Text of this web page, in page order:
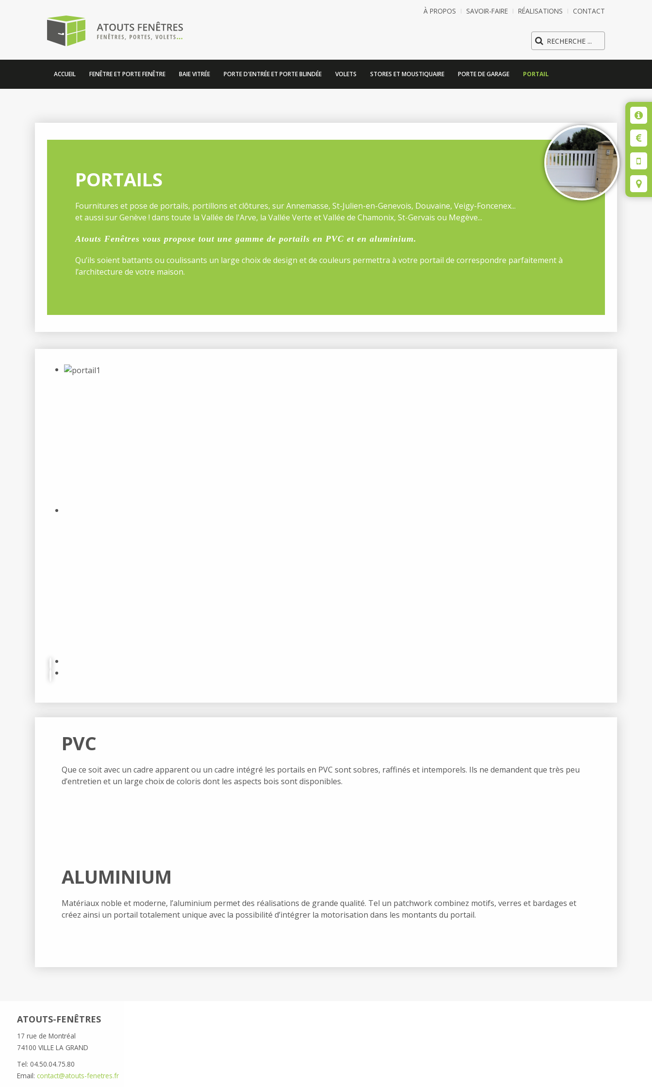
À PROPOS SAVOIR-FAIRE RÉALISATIONS CONTACT
ACCUEIL FENÊTRE ET PORTE FENÊTRE BAIE VITRÉE PORTE D'ENTRÉE ET PORTE BLINDÉE VOLETS STORES ET MOUSTIQUAIRE PORTE DE GARAGE PORTAIL
PORTAILS
Fournitures et pose de portails, portillons et clôtures, sur Annemasse, St-Julien-en-Genevois, Douvaine, Veigy-Foncenex...
et aussi sur Genève ! dans toute la Vallée de l'Arve, la Vallée Verte et Vallée de Chamonix, St-Gervais ou Megève...
Atouts Fenêtres vous propose tout une gamme de portails en PVC et en aluminium.
Qu’ils soient battants ou coulissants un large choix de design et de couleurs permettra à votre portail de correspondre parfaitement à
l’architecture de votre maison.
PVC
Que ce soit avec un cadre apparent ou un cadre intégré les portails en PVC sont sobres, raffinés et intemporels. Ils ne demandent que très peu
d’entretien et un large choix de coloris dont les aspects bois sont disponibles.
ALUMINIUM
Matériaux noble et moderne, l’aluminium permet des réalisations de grande qualité. Tel un patchwork combinez motifs, verres et bardages et
créez ainsi un portail totalement unique avec la possibilité d’intégrer la motorisation dans les montants du portail.
ATOUTS-FENÊTRES
17 rue de Montréal
74100 VILLE LA GRAND
Tel: 04.50.04.75.80
Email: contact@atouts-fenetres.fr